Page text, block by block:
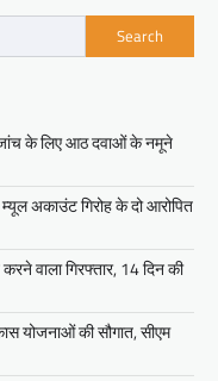
Search
के लिए आठ दवाओं के नमूने
अकाउंट गिरोह के दो आरोपित
वाला गिरफ्तार, 14 दिन की
योजनाओं की सौगात, सीएम